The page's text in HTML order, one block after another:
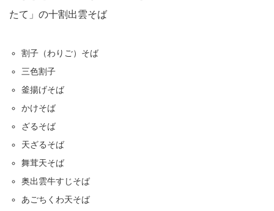
たて」の十割出雲そば
割子（わりご）そば
三色割子
釜揚げそば
かけそば
ざるそば
天ざるそば
舞茸天そば
奥出雲牛すじそば
あごちくわ天そば